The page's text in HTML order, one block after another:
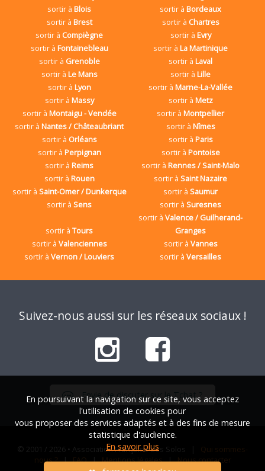
sortir àBlois sortir àBordeaux
sortir à Brest sortir à Chartres
sortir à Compiègne sortir à Evry
sortir à Fontainebleau sortir àLa Martinique
sortir à Grenoble sortir àLaval
sortir à Le Mans sortir àLille
sortir à Lyon sortir àMarne-La-Vallée
sortir à Massy sortir à Metz
sortir à Montaigu - Vendée sortir àMontpellier
sortir àNantes / Châteaubriant sortir à Nîmes
sortir à Orléans sortir à Paris
sortir à Perpignan sortir à Pontoise
sortir àReims sortir àRennes / Saint-Malo
sortir à Rouen sortir àSaint Nazaire
sortir à Saint-Omer / Dunkerque sortir àSaumur
sortir àSens sortir àSuresnes
sortir àTours
sortir àValence / Guilherand-
Granges
sortir à Valenciennes sortir à Vannes
sortir àVernon / Louviers sortir àVersailles
Suivez-nous aussi sur les réseaux sociaux !
Envie de discuter sur le Tchat ?
© 2001 / 2026 • Association Française des Solos | Qui sommes-
nous ?|FAQ|Mentions légales|Nous contacter
En poursuivant la navigation sur ce site, vous acceptez
l'utilisation de cookies pour
vous proposer des services adaptés et à des fins de mesure
statistique d'audience.
En savoir plus